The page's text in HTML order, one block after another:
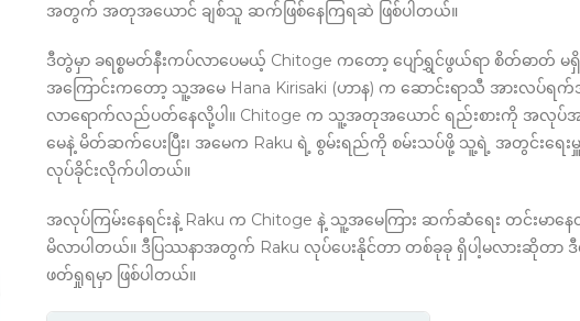
အတွက် အတုအယောင် ချစ်သူ ဆက်ဖြစ်နေကြရဆဲ ဖြစ်ပါတယ်။
ဒီတွဲမှာ ခရစ္စမတ်နီးကပ်လာပေမယ့် Chitoge ကတော့ ပျော်ရွှင်ဖွယ်ရာ စိတ်ဓာတ် မရှိ
အကြောင်းကတော့ သူ့အမေ Hana Kirisaki (ဟာန) က ဆောင်းရာသီ အားလပ်
လာရောက်လည်ပတ်နေလို့ပါ။ Chitoge က သူ့အတုအယောင် ရည်းစားကို အလု
မေနဲ့ မိတ်ဆက်ပေးပြီး၊ အမေက Raku ရဲ့ စွမ်းရည်ကို စမ်းသပ်ဖို့ သူ့ရဲ့ အတွင်းရေး
လုပ်ခိုင်းလိုက်ပါတယ်။
အလုပ်ကြမ်းနေရင်းနဲ့ Raku က Chitoge နဲ့ သူ့အမေကြား ဆက်ဆံရေး တင်းမာ
မိလာပါတယ်။ ဒီပြဿနာအတွက် Raku လုပ်ပေးနိုင်တာ တစ်ခုခု ရှိပါ့မလားဆိုတ
ဖတ်ရှုရမှာ ဖြစ်ပါတယ်။